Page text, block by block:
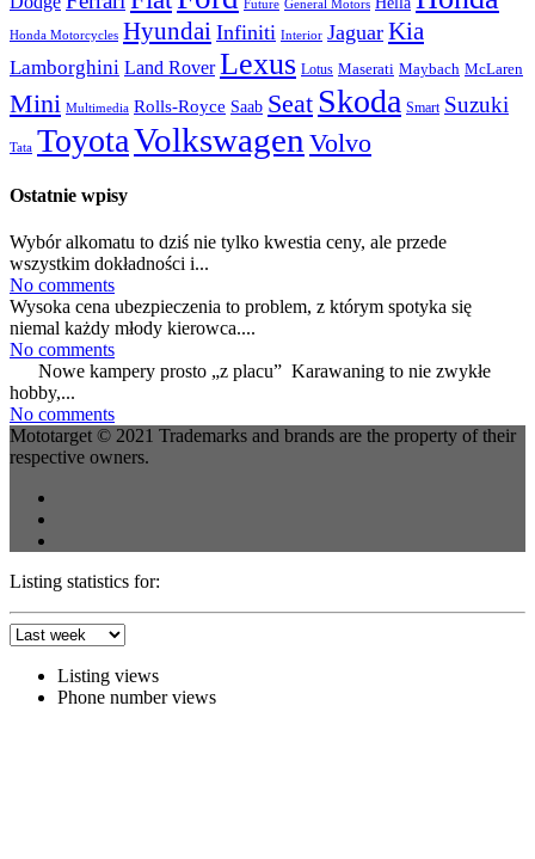
Future General Motors
Honda Motorcycles Hyundai Infiniti Interior Jaguar Kia
Lamborghini Land Rover Lexus Lotus Maserati Maybach McLaren
Mini Multimedia Rolls-Royce Saab Seat Skoda Smart Suzuki
Tata ToyotaVolkswagen Volvo
Ostatnie wpisy
Wybór alkomatu to dziś nie tylko kwestia ceny, ale przede
wszystkim dokładności i...
No comments
Wysoka cena ubezpieczenia to problem, z którym spotyka się
niemal każdy młody kierowca....
No comments
Nowe kampery prosto „z placu” Karawaning to nie zwykłe
hobby,...
No comments
Mototarget © 2021 Trademarks and brands are the property of their
respective owners.
Listing statistics for:
Listing views
Phone number views